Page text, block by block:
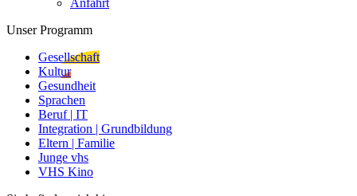
Anfahrt
Unser Programm
Gesellschaft
Kultur
Gesundheit
Sprachen
Beruf | IT
Integration | Grundbildung
Eltern | Familie
Junge vhs
VHS Kino